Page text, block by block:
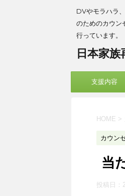
DVやモラハラ
のためのカウン
行っています。
日本家
支援内容
HOME >
カウン
当
投稿日：